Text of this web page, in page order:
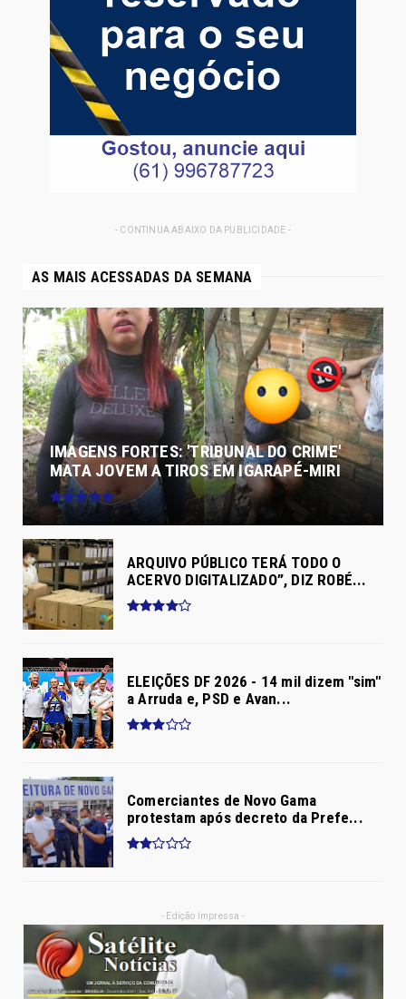
- CONTINUA ABAIXO DA PUBLICIDADE -
AS MAIS ACESSADAS DA SEMANA
IMAGENS FORTES: 'TRIBUNAL DO CRIME'
MATA JOVEM A TIROS EM IGARAPÉ-MIRI
ARQUIVO PÚBLICO TERÁ TODO O
ACERVO DIGITALIZADO”, DIZ ROBÉ...
ELEIÇÕES DF 2026 - 14 mil dizem "sim"
a Arruda e, PSD e Avan...
Comerciantes de Novo Gama
protestam após decreto da Prefe...
- Edição Impressa -